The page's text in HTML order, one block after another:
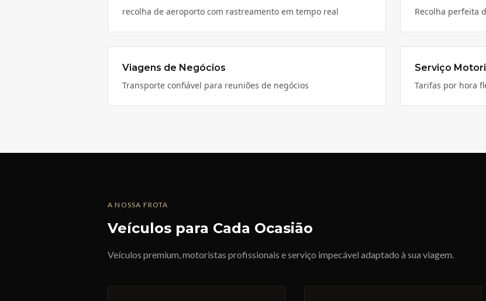
recolha de aeroporto com rastreamento em tempo real
Recolha perfeita
Viagens de Negócios
Transporte confiável para reuniões de negócios
Serviço
Tarifas por hora
A NOSSA FROTA
Veículos para Cada Ocasião
Veículos premium, motoristas profissionais e serviço impecável adaptado à sua viagem.